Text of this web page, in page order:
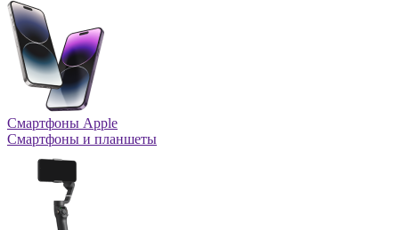
Смартфоны Apple
Смартфоны и планшеты